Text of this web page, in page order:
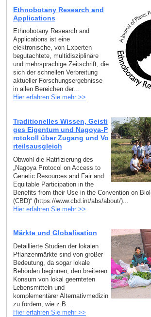
Ethnobotany Research and
Applications
Ethnobotany Research and
Applications ist eine
elektronische, von Experten
begutachtete, multidisziplinäre
und mehrsprachige Zeitschrift, die
sich der schnellen Verbreitung
aktueller Forschungsergebnisse
in allen Bereichen der...
Hier erfahren Sie mehr >>
Traditionelles Wissen, Geisti
ges Eigentum und Nagoya-P
rotokoll über Zugang und Vo
rteilsausgleich
Obwohl die Ratifizierung des
„Nagoya Protocol on Access to
Genetic Resources and Fair and
Equitable Participation in the
Benefits from their Use in the Convention on
(CBD)“ (https://www.cbd.int/abs/about/)...
Hier erfahren Sie mehr >>
Märkte und Globalisation
Detaillierte Studien der lokalen
Pflanzenmärkte sind von großer
Bedeutung, da sogar lokale
Behörden beginnen, den breiteren
Konsum von lokal geernteten
Lebensmitteln und
komplementärer Alternativmedizin
zu fördern, wie z.B....
Hier erfahren Sie mehr >>